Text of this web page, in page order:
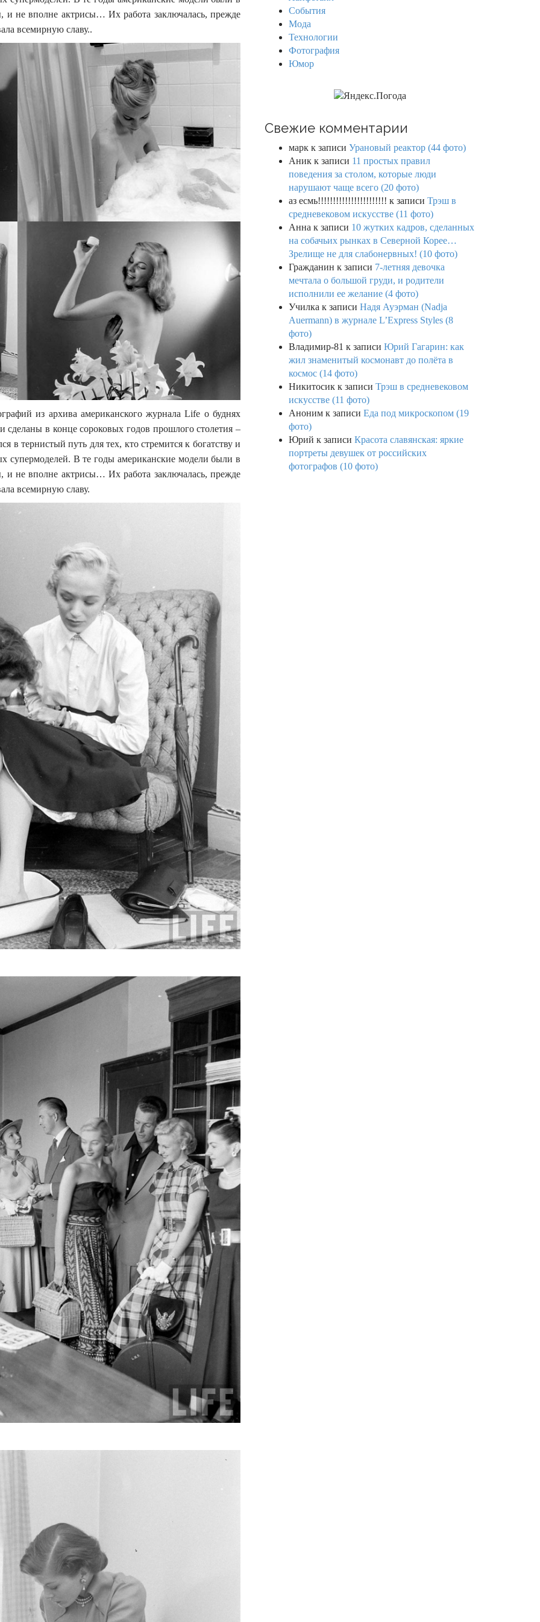
не вполне актрисы… Их работа заключалась, прежде
всемирную славу..
из архива американского журнала Life о буднях
сделаны в конце сороковых годов прошлого столетия –
в тернистый путь для тех, кто стремится к богатству и
супермоделей. В те годы американские модели были в
не вполне актрисы… Их работа заключалась, прежде
всемирную славу.
События
Мода
Технологии
Фотография
Юмор
Свежие комментарии
марк к записи Урановый реактор (44 фото)
Аник к записи 11 простых правил
поведения за столом, которые люди
нарушают чаще всего (20 фото)
аз есмь!!!!!!!!!!!!!!!!!!!!!!! к записи Трэш в
средневековом искусстве (11 фото)
Анна к записи 10 жутких кадров, сделанных
на собачьих рынках в Северной Корее…
Зрелище не для слабонервных! (10 фото)
Гражданин к записи 7-летняя девочка
мечтала о большой груди, и родители
исполнили ее желание (4 фото)
Училка к записи Надя Ауэрман (Nadja
Auermann) в журнале L’Express Styles (8
фото)
Владимир-81 к записи Юрий Гагарин: как
жил знаменитый космонавт до полёта в
космос (14 фото)
Никитосик к записи Трэш в средневековом
искусстве (11 фото)
Аноним к записи Еда под микроскопом (19
фото)
Юрий к записи Красота славянская: яркие
портреты девушек от российских
фотографов (10 фото)